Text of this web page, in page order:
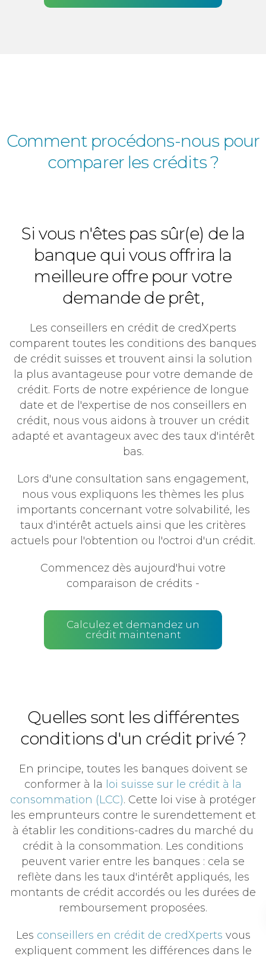
Comment procédons-nous pour
comparer les crédits ?
Si vous n'êtes pas sûr(e) de la
banque qui vous offrira la
meilleure offre pour votre
demande de prêt,
Les conseillers en crédit de credXperts
comparent toutes les conditions des banques
de crédit suisses et trouvent ainsi la solution
la plus avantageuse pour votre demande de
crédit. Forts de notre expérience de longue
date et de l'expertise de nos conseillers en
crédit, nous vous aidons à trouver un crédit
adapté et avantageux avec des taux d'intérêt
bas.
Lors d'une consultation sans engagement,
nous vous expliquons les thèmes les plus
importants concernant votre solvabilité, les
taux d'intérêt actuels ainsi que les critères
actuels pour l'obtention ou l'octroi d'un crédit.
Commencez dès aujourd'hui votre
comparaison de crédits -
Calculez et demandez un
crédit maintenant
Quelles sont les différentes
conditions d'un crédit privé ?
En principe, toutes les banques doivent se
conformer à la loi suisse sur le crédit à la
consommation (LCC). Cette loi vise à protéger
les emprunteurs contre le surendettement et
à établir les conditions-cadres du marché du
crédit à la consommation. Les conditions
peuvent varier entre les banques : cela se
reflète dans les taux d'intérêt appliqués, les
montants de crédit accordés ou les durées de
remboursement proposées.
Les conseillers en crédit de credXperts vous
expliquent comment les différences dans le